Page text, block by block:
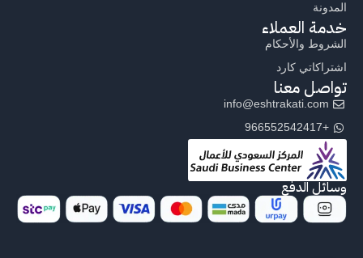
المدونة
خدمة العملاء
الشروط والأحكام
اشتراكاتي كارد
تواصل معنا
info@eshtrakati.com
+966552542417
وسائل الدفع